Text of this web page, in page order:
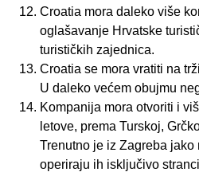
Croatia mora daleko više
oglašavanje Hrvatske
turističkih zajednica.
Croatia se mora vratiti na
U daleko većem obujmu
Kompanija mora otvoriti i
letove, prema Turskoj,
Trenutno je iz Zagreba jako
operiraju ih isključivo